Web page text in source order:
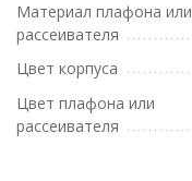
Материал плафона или
рассеивателя
Цвет корпуса
Цвет плафона или
рассеивателя